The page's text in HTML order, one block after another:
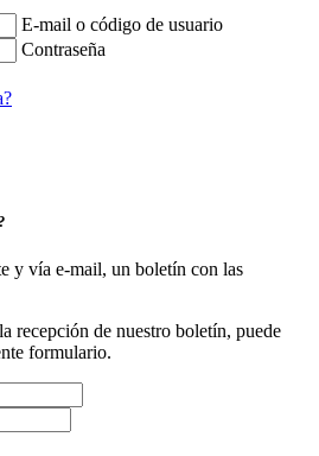
E-mail o código de usuario
Contraseña
y vía e-mail, un boletín con las
recepción de nuestro boletín, puede
formulario.